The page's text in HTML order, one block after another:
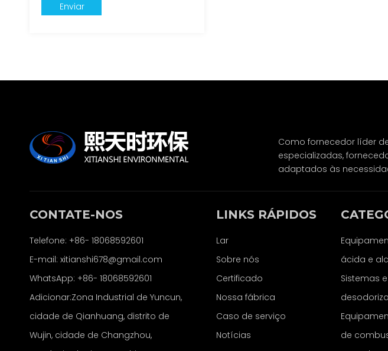
Enviar
Como fornecedor líder
especializadas,
adaptados às
CONTATE-NOS
Telefone: +86- 18068592601
E-mail: xitianshi678@gmail.com
WhatsApp: +86- 18068592601
Adicionar:Zona Industrial de Yuncun,
cidade de Qianhuang, distrito de
Wujin, cidade de Changzhou,
LINKS RÁPIDOS
Lar
Sobre nós
Certificado
Nossa fábrica
Caso de serviço
Notícias
ácida e
Sistemas
de